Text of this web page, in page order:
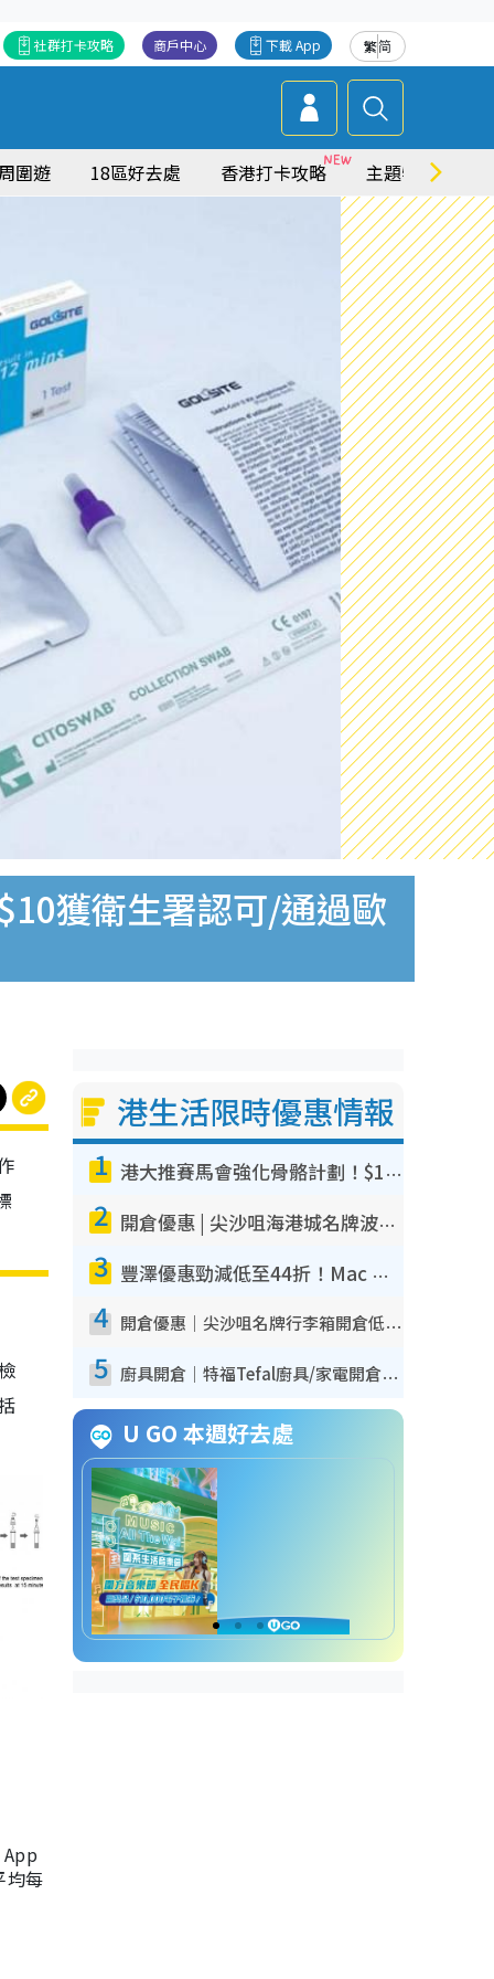
繁简
下載 App
商戶中心
社群打卡攻略
圍遊 18區好去處 香港打卡攻略 主題特集
獲衛生署認可/通過歐
均每
港生活限時優惠情報
1 港大推賽馬會強化骨骼計劃！$100骨質密度X光檢查 完成免費運動訓練送超市禮券！附參加資格
2 開倉優惠 | 尖沙咀海港城名牌波鞋開倉低至1折！On鞋$899起／Joy&Peace鞋履$98起
3 豐澤優惠勁減低至44折！Mac mini/iPhone17Pro大減價！廚房家電$220起
4 開倉優惠｜尖沙咀名牌行李箱開倉低至4折！一連5日 American Tourister/ace./Hallmark $200起！
5 廚具開倉｜特福Tefal廚具/家電開倉低至3折！$220起買平底鍋/炒鑊/湯煲！電飯煲/吸塵機/燙斗$418起
U GO 本週好去處